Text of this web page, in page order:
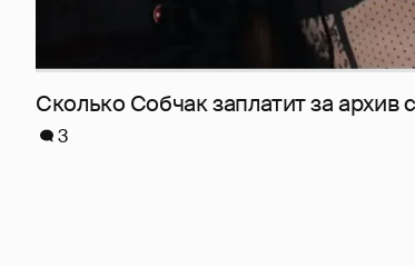
Сколько Собчак заплатит за архив
3